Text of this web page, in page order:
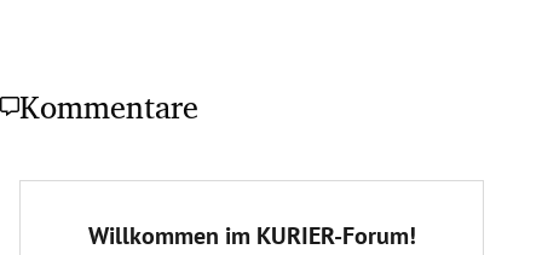
Kommentare